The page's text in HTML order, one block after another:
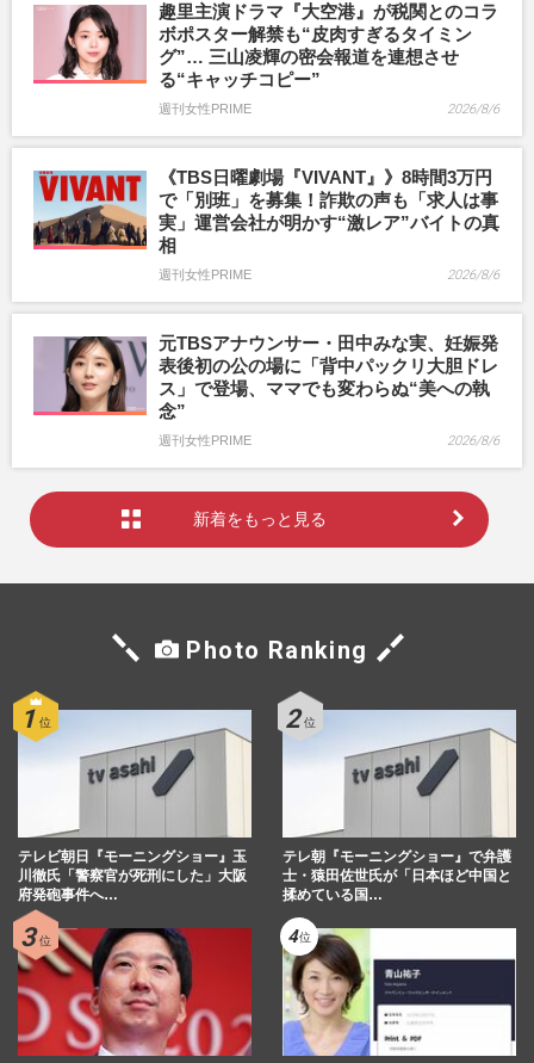
趣里主演ドラマ『大空港』が税関とのコラ
ボポスター解禁も“皮肉すぎるタイミン
グ”… 三山凌輝の密会報道を連想させ
る“キャッチコピー”
週刊女性PRIME 2026/8/6
《TBS日曜劇場『VIVANT』》8時間3万円
で「別班」を募集！詐欺の声も「求人は事
実」運営会社が明かす“激レア”バイトの真
相
週刊女性PRIME 2026/8/6
元TBSアナウンサー・田中みな実、妊娠発
表後初の公の場に「背中パックリ大胆ドレ
ス」で登場、ママでも変わらぬ“美への執
念”
週刊女性PRIME 2026/8/6
新着をもっと見る
Photo Ranking
テレビ朝日『モーニングショー』玉
川徹氏「警察官が死刑にした」大阪
府発砲事件へ…
テレ朝『モーニングショー』で弁護
士・猿田佐世氏が「日本ほど中国と
揉めている国…